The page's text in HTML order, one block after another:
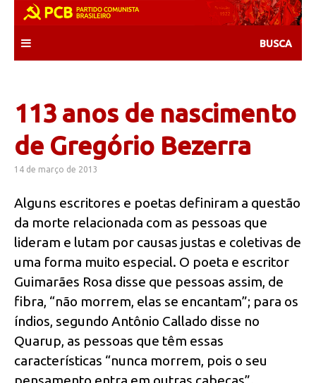
content
113 anos de nascimento
de Gregório Bezerra
14 de março de 2013
Alguns escritores e poetas definiram a questão
da morte relacionada com as pessoas que
lideram e lutam por causas justas e coletivas de
uma forma muito especial. O poeta e escritor
Guimarães Rosa disse que pessoas assim, de
fibra, “não morrem, elas se encantam”; para os
índios, segundo Antônio Callado disse no
Quarup, as pessoas que têm essas
características “nunca morrem, pois o seu
pensamento entra em outras cabeças”.